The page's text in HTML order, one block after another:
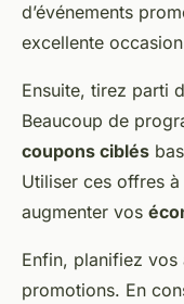
d’événements
excellente
Ensuite, tirez parti
Beaucoup de
coupons ciblés
Utiliser ces offres
augmenter vos
Enfin, planifiez
promotions. En